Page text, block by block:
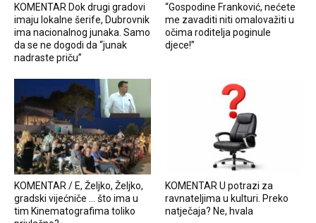
KOMENTAR Dok drugi gradovi
imaju lokalne šerife, Dubrovnik
ima nacionalnog junaka. Samo
da se ne dogodi da “junak
nadraste priču”
“Gospodine Franković, nećete
me zavaditi niti omalovažiti u
očima roditelja poginule
djece!”
KOMENTAR / E, Željko, Željko,
gradski vijećniče … što ima u
tim Kinematografima toliko
KOMENTAR U potrazi za
ravnateljima u kulturi. Preko
natječaja? Ne, hvala